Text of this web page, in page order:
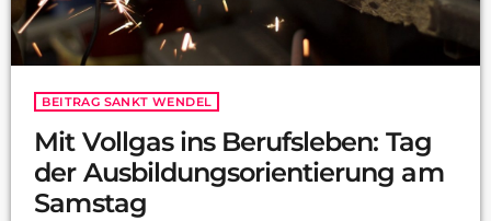
BEITRAG SANKT WENDEL
Mit Vollgas ins Berufsleben: Tag
der Ausbildungsorientierung am
Samstag